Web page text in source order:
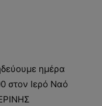
ημέρα
στον Ιερό Ναό